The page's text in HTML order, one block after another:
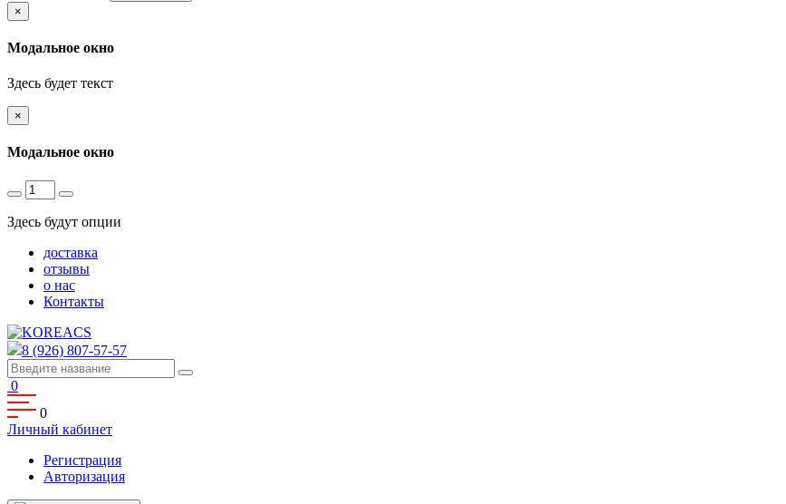
×
Модальное окно
Здесь будет текст
×
Модальное окно
Здесь будут опции
доставка
отзывы
о нас
Контакты
8 (926) 807-57-57
0
0
Личный кабинет
Регистрация
Авторизация